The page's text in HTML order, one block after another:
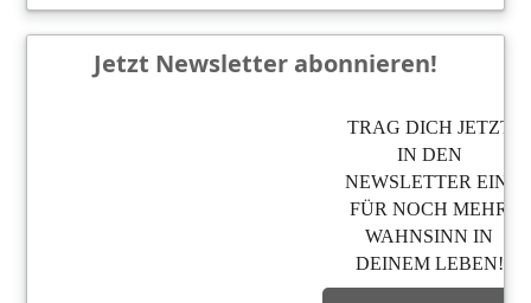
Jetzt Newsletter abonnieren!
TRAG DICH JETZT
IN DEN
NEWSLETTER EIN,
FÜR NOCH MEHR
WAHNSINN IN
DEINEM LEBEN!